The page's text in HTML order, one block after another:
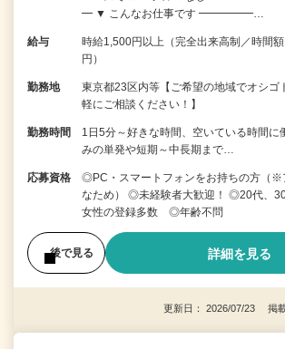
━ ▼ こんなお仕事です ━━━━━…
給与
時給1,500円以上（完全出来高制／時間
円）
勤務地
東京都23区内等【ご希望の地域でオシ
軽にご相談ください！】
勤務時間
1日5分～好きな時間、空いている時間
みの単発や短期～中長期まで…
応募資格
◎PC・スマートフォンをお持ちの方（※
なため） ◎未経験者大歓迎！ ◎20代、
女性の登録多数 ◎年齢不問
後で見る 詳細を見る
更新日： 2026/07/23 掲